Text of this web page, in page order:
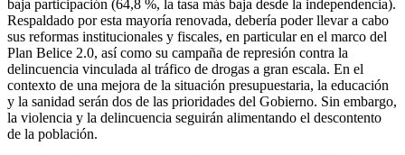
baja participación (64,8 %, la tasa más baja desde la independencia).
Respaldado por esta mayoría renovada, debería poder llevar a cabo
sus reformas institucionales y fiscales, en particular en el marco del
Plan Belice 2.0, así como su campaña de represión contra la
delincuencia vinculada al tráfico de drogas a gran escala. En el
contexto de una mejora de la situación presupuestaria, la educación
y la sanidad serán dos de las prioridades del Gobierno. Sin embargo,
la violencia y la delincuencia seguirán alimentando el descontento
de la población.